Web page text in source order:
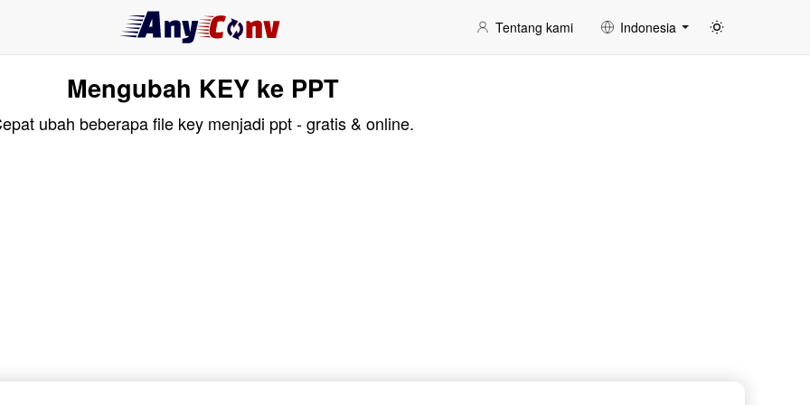
Tentang kami Indonesia
Mengubah KEY ke PPT
ubah beberapa file key menjadi ppt - gratis & online.